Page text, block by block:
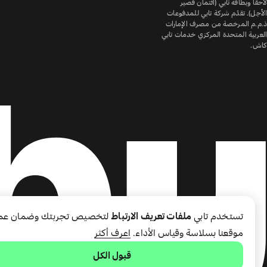
لاحقًا وبطاقة تابي (ائتمان قصير
الأجل). تقدّم شركة تابي للمدفوعات
ذ.م.م المرخصة من مصرف الإمارات
العربية المتحدة المركزي خدمات تابي
كاش.
تستخدم تابي ملفات تعريف الارتباطلتخصيص تجربتك وضمان
موقعنا بسلاسة وقياس الأداء. اعرف أكثر
قبول الكل